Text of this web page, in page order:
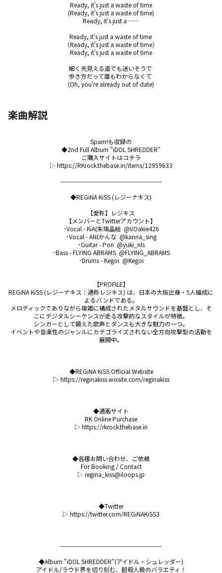
Ready, it's just a waste of time
(Ready, it's just a waste of time)
Ready, it's just a ……
Ready, it's just a waste of time
（Ready, it's just a waste of time）
Ready, it's just a waste of time
細く先見える道でも迷いそうで
歩き方だって誰もわからなくて
(Oh, you're already out of date)
楽曲解説
Spam!も収録の
◆2nd Full Album "iDOL SHREDDER"
ご購入サイトはコチラ
▷ https://RKrock.thebase.in/items/12959633
---------------------------------------------------
◆REGiNA KiSS (レジーナキス)
【愛称】レジキス
【メンバーとTwitterアカウント】
･Vocal - KiA(朱璃晶絵  @VOakie426
･Vocal - AN(かんな  @kanna_sing
･Guitar - Pon  @yuki_nls
･Bass - FLYING ABRAMS  @FLYING_ABRAMS
･Drums - Kegoi  @Kegoi
【PROFILE】
REGiNA KiSS (レジーナキス：通称レジキス) は、日本の大阪出身・5人編成に
よるバンドである。
メロディックでありながら複雑に構成されたメタルサウンドを基盤とし、そ
こにデジタルシーケンスが走る攻撃的なスタイルが特徴。
シンガーとして鍛えた歌声とダンスも大きな魅力の一つ。
イベントや音楽性のジャンルにカテゴライズされない全方向攻撃型の活動を
展開中。
◆REGiNA KiSS Official Website
▷ https://reginakiss.wixsite.com/reginakiss
◆通販サイト
RK Online Purchase
▷ https://rkrock.thebase.in
◆各種お問い合わせ、ご依頼
For Booking / Contact
▷ regina_kiss@iloops.jp
◆Twitter
▷ https://twitter.com/REGiNAKiSS3
---------------------------------------------------
◆Album "iDOL SHREDDER"(アイドル・シュレッダー)
アイドル/ラウド界を切り刻む、超殺人級のバラエティ！